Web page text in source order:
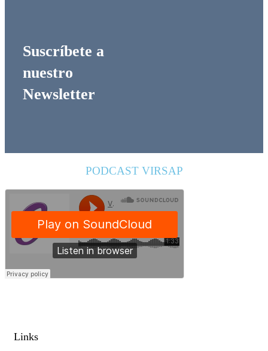
Suscríbete a
nuestro
Newsletter
PODCAST VIRSAP
Links​